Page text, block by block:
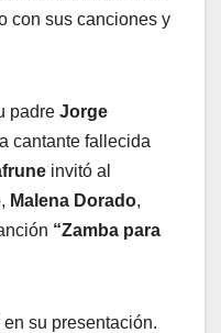
con sus canciones y
padre Jorge
cantante fallecida
invitó al
Malena Dorado,
“Zamba para
su presentación.